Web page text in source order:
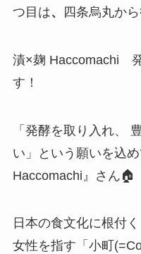
つ目は、 四条烏丸か
漬×麹 Haccomachi
す！
「発酵を取り入れ、
い」という願いを込
Haccomachi』さん🏠
日本の食文化に根付
女性を指す「小町